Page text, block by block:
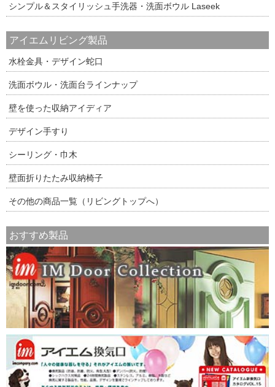
シンプル＆スタイリッシュ手洗器・洗面ボウル Laseek
アイエムリビング製品
水栓金具・デザイン蛇口
洗面ボウル・洗面台ラインナップ
壁を使った収納アイディア
デザイン手すり
シーリング・巾木
壁面折りたたみ収納椅子
その他の商品一覧（リビングトップへ）
おすすめ製品